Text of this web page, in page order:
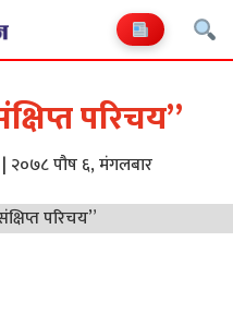
परिचय”
२०७८ पौष ६, मंगलबार